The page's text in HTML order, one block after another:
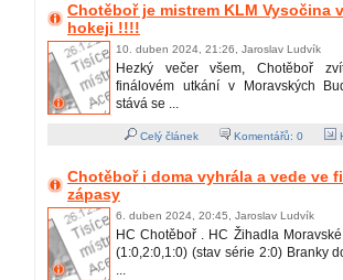
Chotěboř je mistrem KLM Vysočina
hokeji !!!!
10. duben 2024, 21:26, Jaroslav Ludvík
Hezký večer všem, Chotěboř
finálovém utkání v Moravských
stává se ...
Celý článek Komentářů: 0
Chotěboř i doma vyhrála a vede ve
zápasy
6. duben 2024, 20:45, Jaroslav Ludvík
HC Chotěboř . HC Žihadla
(1:0,2:0,1:0) (stav série 2:0) Branky
...